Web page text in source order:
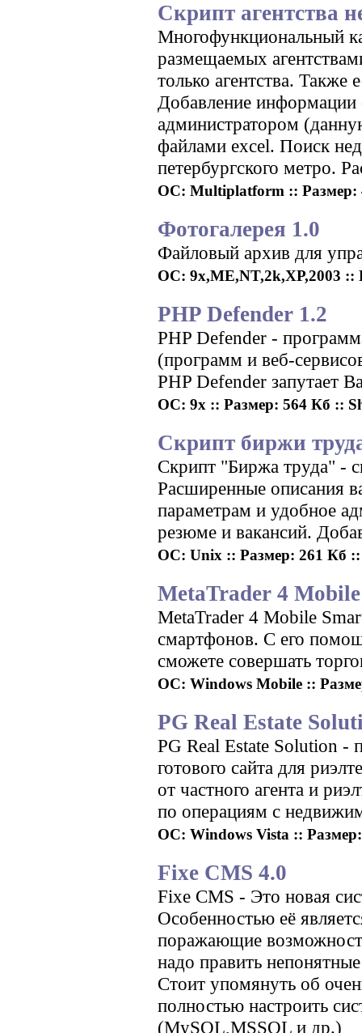
Скрипт агентства
Многофункциональный
размещаемых
только агентства. Также
Добавление информации
администратором
файлами excel. Поиск
петербургского метро.
ОС: Multiplatform :: Размер:
Фотогалерея 1.0
Файловый архив для
ОС: 9x,ME,NT,2k,XP,2003 ::
PHP Defender 1.2
PHP Defender -
(программ и веб-
PHP Defender запутает
ОС: 9x :: Размер: 564 Кб ::
Скрипт биржи
Cкрипт "Биржа труда" -
Расширенные описания
параметрам и удобное
резюме и вакансий.
ОС: Unix :: Размер: 261 Кб ::
MetaTrader 4
MetaTrader 4 Mobile
смартфонов. С его
сможете совершать
ОС: Windows Mobile ::
PG Real Estate
PG Real Estate Solution -
готового сайта для
от частного агента и
по операциям с
ОС: Windows Vista ::
Fixe CMS 4.0
Fixe CMS - Это новая
Особенностью её
поражающие
надо править
Стоит упомянуть об
полностью настроить
(MySQL,MSSQL и др.)